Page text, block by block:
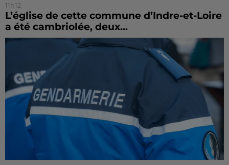
11h12
L’église de cette commune d’Indre-et-Loire
a été cambriolée, deux...